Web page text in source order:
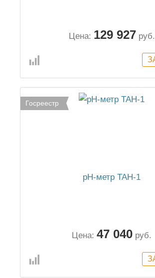
Цена: 129 927 руб.
Госреестр
pH-метр ТАН-1
Цена: 47 040 руб.